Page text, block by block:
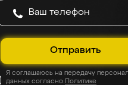
Отправить
Я соглашаюсь на передачу
данных согласно Политике